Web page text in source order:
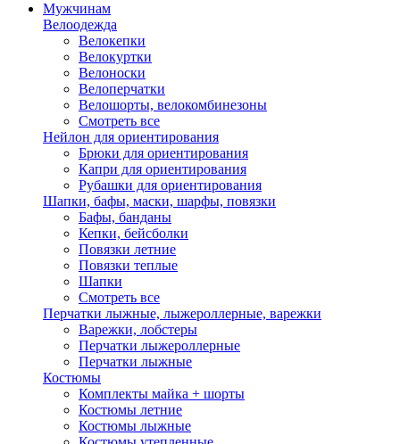
Мужчинам
Велоодежда
Велокепки
Велокуртки
Велоноски
Велоперчатки
Велошорты, велокомбинезоны
Смотреть все
Нейлон для ориентирования
Брюки для ориентирования
Капри для ориентирования
Рубашки для ориентирования
Шапки, бафы, маски, шарфы, повязки
Бафы, банданы
Кепки, бейсболки
Повязки летние
Повязки теплые
Шапки
Смотреть все
Перчатки лыжные, лыжероллерные, варежки
Варежки, лобстеры
Перчатки лыжероллерные
Перчатки лыжные
Костюмы
Комплекты майка + шорты
Костюмы летние
Костюмы лыжные